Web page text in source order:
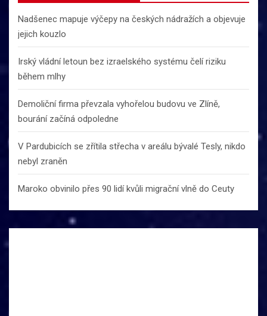
Nadšenec mapuje výčepy na českých nádražích a objevuje
jejich kouzlo
Irský vládní letoun bez izraelského systému čelí riziku
během mlhy
Demoliční firma převzala vyhořelou budovu ve Zlíně,
bourání začíná odpoledne
V Pardubicích se zřítila střecha v areálu bývalé Tesly, nikdo
nebyl zraněn
Maroko obvinilo přes 90 lidí kvůli migrační vlně do Ceuty